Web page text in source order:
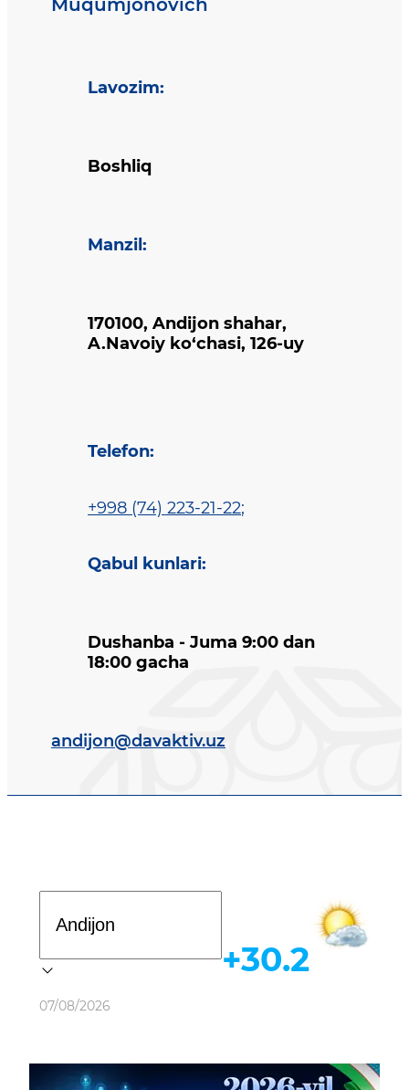
Muqumjonovich
Lavozim:
Boshliq
Manzil :
170100, Andijon shahar,
A.Navoiy ko‘chasi, 126-uy
Telefon:
+998 (74) 223-21-22;
Qabul kunlari:
Dushanba - Juma 9:00 dan
18:00 gacha
andijon@davaktiv.uz
Ob-havo
07/08/2026
+30.2